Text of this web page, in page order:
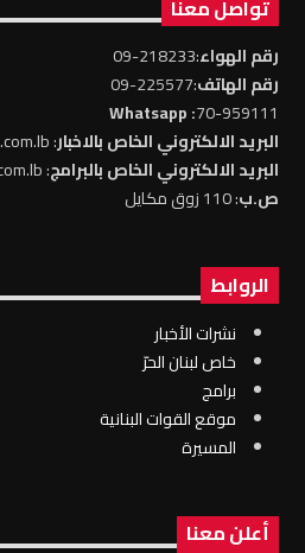
تواصل معنا
رقم الهواء:218233-09
رقم الهاتف:225577-09
70-959111
: Whatsapp
البريد الالكتروني الخاص بالاخبار: news@rll.com.lb
البريد الالكتروني الخاص بالبرامج: info@rll.com.lb
ص.ب: 110 زوق مكايل
الروابط
نشرات الأخبار
خاص لبنان الحرّ
برامج
موقع القوات البنانية
المسيرة
أعلن معنا